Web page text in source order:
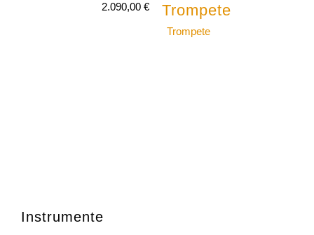
2.090,00 €
Trompete
Trompete
Instrumente